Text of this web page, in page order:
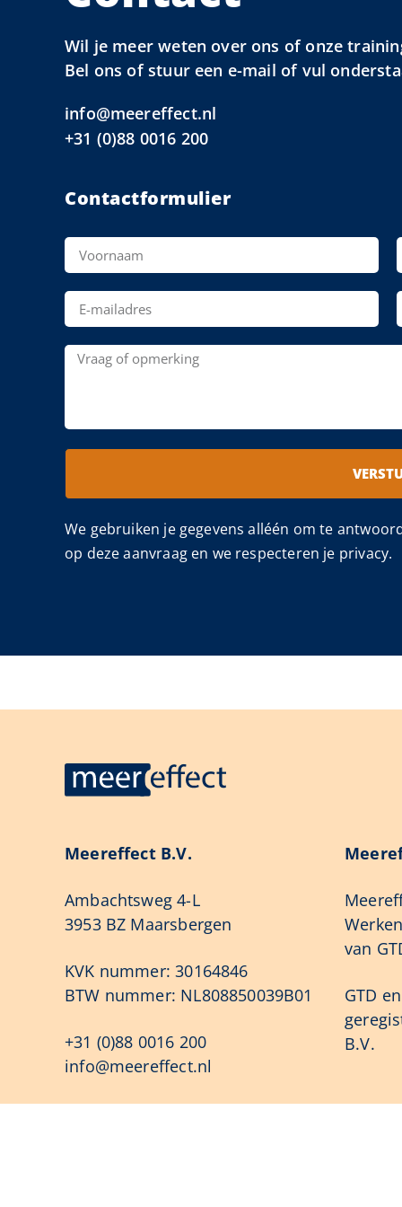
Wil je meer weten over ons of onze
Bel ons of stuur een e-mail of vul
info@meereffect.nl
+31 (0)88 0016 200
Contactformulier
We gebruiken je gegevens alléén om te
op deze aanvraag en we respecteren je privacy.
Meereffect B.V.
Ambachtsweg 4-L
3953 BZ Maarsbergen
KVK nummer: 30164846
BTW nummer: NL808850039B01
+31 (0)88 0016 200
info@meereffect.nl
van
GTD
B.V.